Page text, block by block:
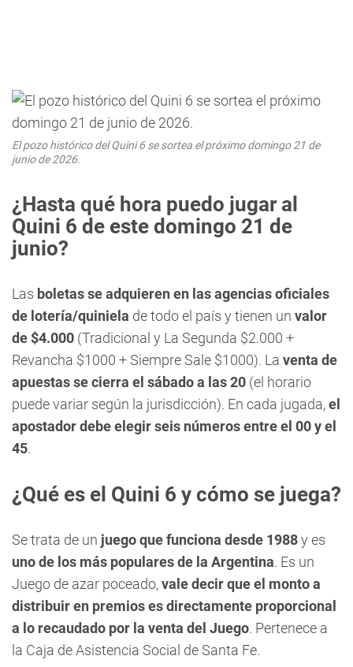
El pozo histórico del Quini 6 se sortea el próximo domingo 21 de
junio de 2026.
¿Hasta qué hora puedo jugar al
Quini 6 de este domingo 21 de
junio?
Las boletas se adquieren en las agencias oficiales
de lotería/quiniela de todo el país y tienen un valor
de $4.000 (Tradicional y La Segunda $2.000 +
Revancha $1000 + Siempre Sale $1000). La venta de
apuestas se cierra el sábado a las 20 (el horario
puede variar según la jurisdicción). En cada jugada,el
apostador debe elegir seis números entre el 00 y el
45.
¿Qué es el Quini 6 y cómo se juega?
Se trata de un juego que funciona desde 1988y es
uno de los más populares de la Argentina. Es un
Juego de azar poceado,vale decir que el monto a
distribuir en premios es directamente proporcional
a lo recaudado por la venta del Juego. Pertenece a
la Caja de Asistencia Social de Santa Fe.